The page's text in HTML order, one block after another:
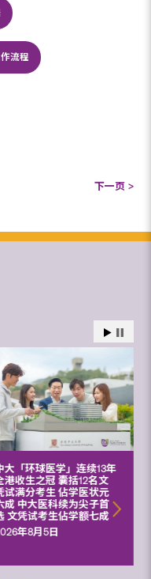
流程
下一页 >
大「环球医学」连续13年
港收生之冠 囊括12名文
试满分考生 佔学医状元
成 中大医科续为尖子首
文凭试考生佔学额七成
年8月5日